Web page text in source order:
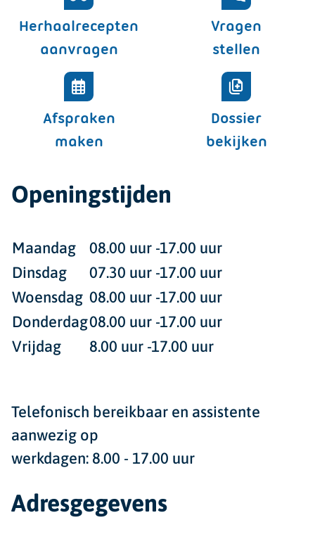
Herhaalrecepten
aanvragen
Vragen
stellen
Afspraken
maken
Dossier
bekijken
Openingstijden
Maandag
08.00 uur -17.00 uur
Dinsdag
07.30 uur -17.00 uur
Woensdag 08.00 uur -17.00 uur
Donderdag08.00 uur -17.00 uur
Vrijdag
8.00 uur -17.00 uur
Telefonisch bereikbaar en assistente
aanwezig op
werkdagen: 8.00 - 17.00 uur
Adresgegevens